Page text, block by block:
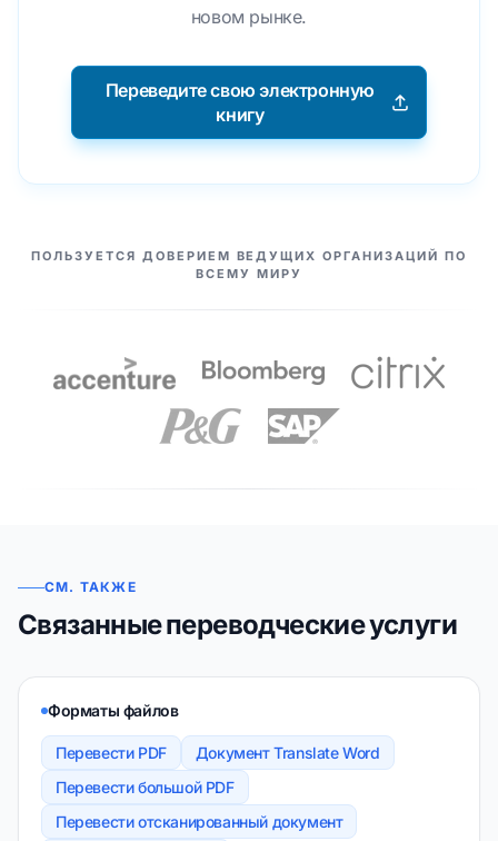
новом рынке.
Переведите свою электронную
книгу
НАШИ ПАРТНЕРЫ
ПОЛЬЗУЕТСЯ ДОВЕРИЕМ ВЕДУЩИХ ОРГАНИЗАЦИЙ ПО
ВСЕМУ МИРУ
СМ. ТАКЖЕ
Связанные переводческие услуги
Форматы файлов
Перевести PDF
Документ Translate Word
Перевести большой PDF
Перевести отсканированный документ